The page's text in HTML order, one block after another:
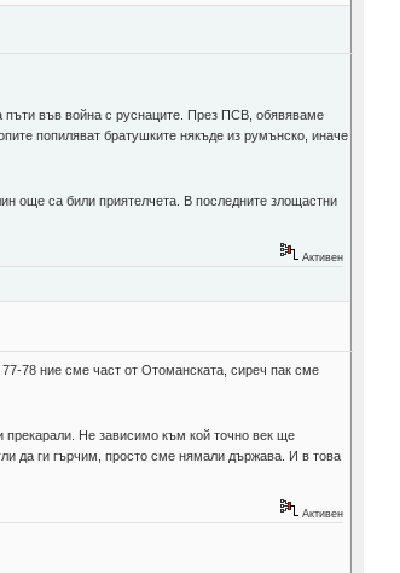
пъти във война с руснаците. През ПСВ, обявяваме
попиляват братушките някъде из румънско, иначе
още са били приятелчета. В последните злощастни
Активен
78 ние сме част от Отоманската, сиреч пак сме
прекарали. Не зависимо към кой точно век ще
да ги гърчим, просто сме нямали държава. И в това
Активен